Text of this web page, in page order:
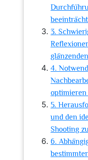
3.
4.
optimieren
5.
und den
Shooting
6.